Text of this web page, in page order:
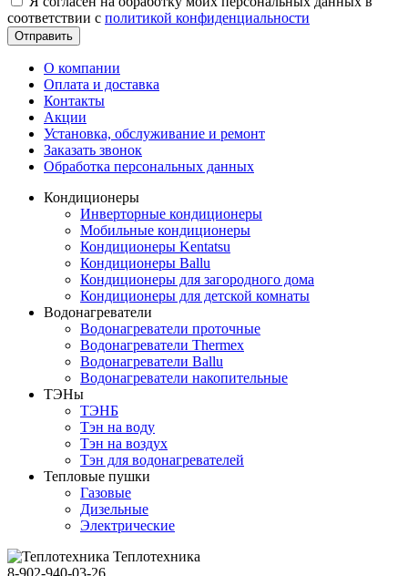
соответствии с политикой конфиденциальности
Отправить
О компании
Оплата и доставка
Контакты
Акции
Установка, обслуживание и ремонт
Заказать звонок
Обработка персональных данных
Кондиционеры
Инверторные кондиционеры
Мобильные кондиционеры
Кондиционеры Kentatsu
Кондиционеры Ballu
Кондиционеры для загородного дома
Кондиционеры для детской комнаты
Водонагреватели
Водонагреватели проточные
Водонагреватели Thermex
Водонагреватели Ballu
Водонагреватели накопительные
ТЭНы
ТЭНБ
Тэн на воду
Тэн на воздух
Тэн для водонагревателей
Тепловые пушки
Газовые
Дизельные
Электрические
Теплотехника